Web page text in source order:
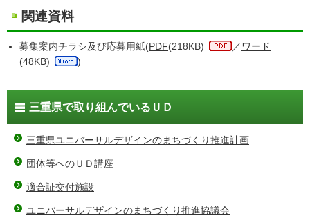
関連資料
募集案内チラシ及び応募用紙(PDF(218KB) ／ ワード
(48KB)
)
三重県で取り組んでいるＵＤ
三重県ユニバーサルデザインのまちづくり推進計画
団体等へのＵＤ講座
適合証交付施設
ユニバーサルデザインのまちづくり推進協議会